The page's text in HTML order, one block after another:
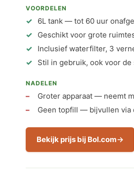
VOORDELEN
6L tank — tot 60 uur
Geschikt voor grote
Inclusief waterfilter, 3
Stil in gebruik, ook voor de
NADELEN
Groter apparaat — neemt
Geen topfill — bijvullen via
Bekijk prijs bij Bol.com